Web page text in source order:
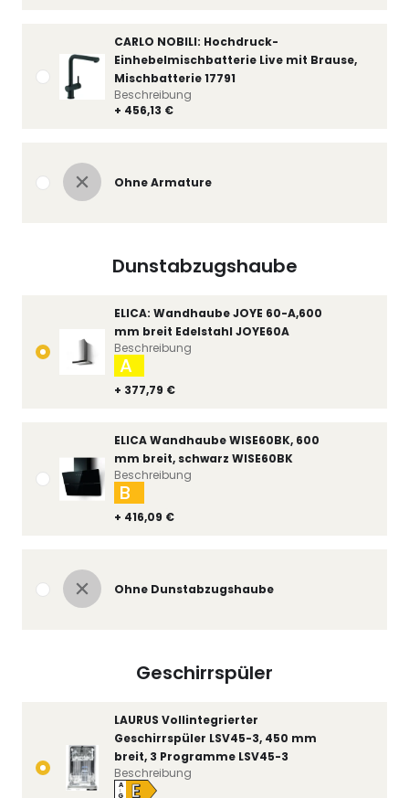
CARLO NOBILI: Hochdruck-
Einhebelmischbatterie Live mit Brause,
Mischbatterie 17791
+ 456,13 €
Beschreibung
Ohne Armature
Dunstabzugshaube
ELICA: Wandhaube JOYE 60-A,600
mm breit Edelstahl JOYE60A
+ 377,79 €
A
Beschreibung
ELICA Wandhaube WISE60BK, 600
mm breit, schwarz WISE60BK
+ 416,09 €
B
Beschreibung
Ohne Dunstabzugshaube
Geschirrspüler
LAURUS Vollintegrierter
Geschirrspüler LSV45-3, 450 mm
breit, 3 Programme LSV45-3
A
↑
G E
Beschreibung